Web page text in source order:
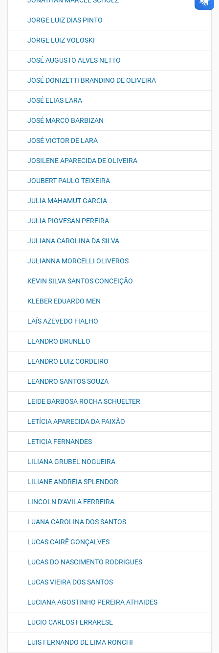
JORGE LUIZ DIAS PINTO
JORGE LUIZ VOLOSKI
JOSÉ AUGUSTO ALVES NETTO
JOSÉ DONIZETTI BRANDINO DE OLIVEIRA
JOSÉ ELIAS LARA
JOSÉ MARCO BARBIZAN
JOSÉ VICTOR DE LARA
JOSILENE APARECIDA DE OLIVEIRA
JOUBERT PAULO TEIXEIRA
JULIA MAHAMUT GARCIA
JULIA PIOVESAN PEREIRA
JULIANA CAROLINA DA SILVA
JULIANNA MORCELLI OLIVEROS
KEVIN SILVA SANTOS CONCEIÇÃO
KLEBER EDUARDO MEN
LAÍS AZEVEDO FIALHO
LEANDRO BRUNELO
LEANDRO LUIZ CORDEIRO
LEANDRO SANTOS SOUZA
LEIDE BARBOSA ROCHA SCHUELTER
LETÍCIA APARECIDA DA PAIXÃO
LETICIA FERNANDES
LILIANA GRUBEL NOGUEIRA
LILIANE ANDRÉIA SPLENDOR
LINCOLN D’AVILA FERREIRA
LUANA CAROLINA DOS SANTOS
LUCAS CAIRÊ GONÇALVES
LUCAS DO NASCIMENTO RODRIGUES
LUCAS VIEIRA DOS SANTOS
LUCIANA AGOSTINHO PEREIRA ATHAIDES
LUCIO CARLOS FERRARESE
LUIS FERNANDO DE LIMA RONCHI